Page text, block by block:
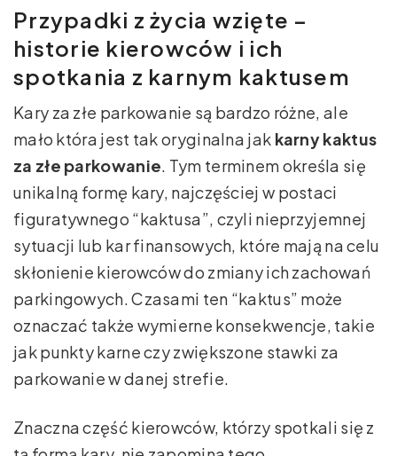
Przypadki z życia wzięte –
historie kierowców i ich
spotkania z karnym kaktusem
Kary za złe parkowanie są bardzo różne, ale
mało która jest tak oryginalna jak karny kaktus
za złe parkowanie. Tym terminem określa się
unikalną formę kary, najczęściej w postaci
figuratywnego “kaktusa”, czyli nieprzyjemnej
sytuacji lub kar finansowych, które mają na celu
skłonienie kierowców do zmiany ich zachowań
parkingowych. Czasami ten “kaktus” może
oznaczać także wymierne konsekwencje, takie
jak punkty karne czy zwiększone stawki za
parkowanie w danej strefie.
Znaczna część kierowców, którzy spotkali się z